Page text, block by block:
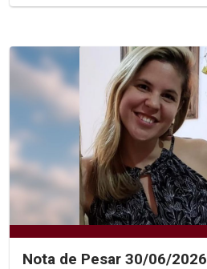
Nota de Pesar 30/06/2026